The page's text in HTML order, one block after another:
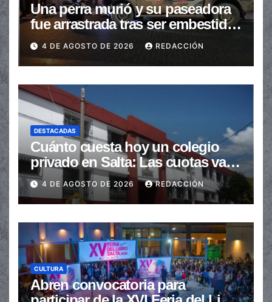
Una perra murió y su paseadora
fue arrastrada tras ser embestidas
en la senda peatonal
4 DE AGOSTO DE 2026 REDACCIÓN
DESTACADAS
Cuánto cuesta hoy un colegio
privado en Salta: Las cuotas van
de $110.000 a más de $600.000
4 DE AGOSTO DE 2026 REDACCIÓN
CULTURA
Abren convocatoria para